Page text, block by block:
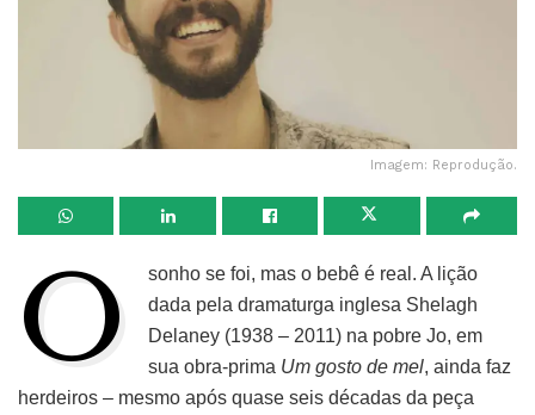
Imagem: Reprodução.
O
sonho se foi, mas o bebê é real. A lição
dada pela dramaturga inglesa Shelagh
Delaney (1938 – 2011) na pobre Jo, em
sua obra-prima Um gosto de mel, ainda faz
herdeiros – mesmo após quase seis décadas da peça